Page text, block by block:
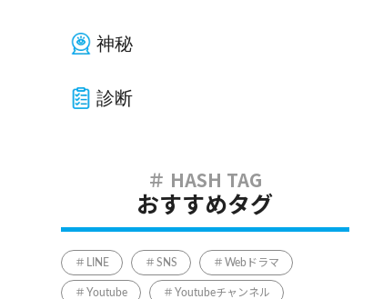
神秘
診断
おすすめタグ
LINE SNS Webドラマ
Youtube Youtubeチャンネル